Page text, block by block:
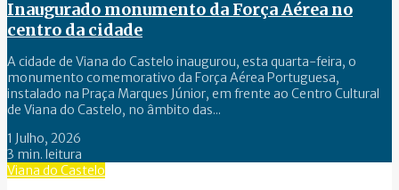
Inaugurado monumento da Força Aérea no
centro da cidade
A cidade de Viana do Castelo inaugurou, esta quarta-feira, o
monumento comemorativo da Força Aérea Portuguesa,
instalado na Praça Marques Júnior, em frente ao Centro Cultural
de Viana do Castelo, no âmbito das...
1 Julho, 2026
3 min. leitura
Viana do Castelo